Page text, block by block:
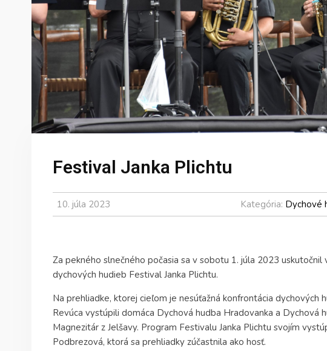
Festival Janka Plichtu
10. júla 2023 Kategória: Dychové
Za pekného slnečného počasia sa v sobotu 1. júla 2023
dychových hudieb Festival Janka Plichtu.
Na prehliadke, ktorej cieľom je nesúťažná konfrontácia dychových
Revúca vystúpili domáca Dychová hudba Hradovanka a Dychová
Magnezitár z Jelšavy. Program Festivalu Janka Plichtu svojím
Podbrezová, ktorá sa prehliadky zúčastnila ako hosť.